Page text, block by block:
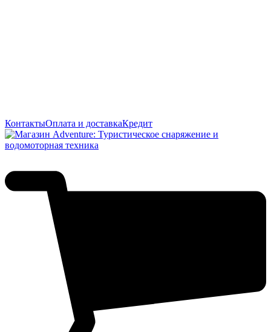
КонтактыОплата и доставкаКредит